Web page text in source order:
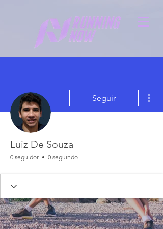
Seguir
Luiz De Souza
0 seguidor 0 seguindo